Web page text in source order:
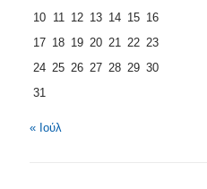
10 11 12 13 14 15 16
17 18 19 20 21 22 23
24 25 26 27 28 29 30
31
« Ιούλ